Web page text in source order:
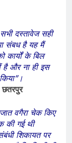
दस्तावेज सही
संबध है यह मैं
कार्यों के बिल
है और ना ही इस
छतरपुर
वगैरा चेक किए
की गई थी
शिकायत पर